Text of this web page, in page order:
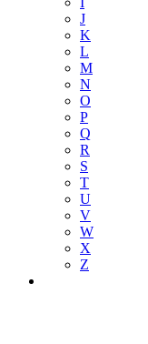
J
K
L
M
N
O
P
Q
R
S
T
U
V
W
X
Z